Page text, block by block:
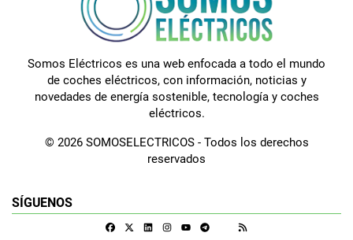
Somos Eléctricos es una web enfocada a todo el mundo
de coches eléctricos, con información, noticias y
novedades de energía sostenible, tecnología y coches
eléctricos.
© 2026 SOMOSELECTRICOS - Todos los derechos
reservados
SÍGUENOS
FacebookLinkedinInstagramTelegram
Google Discover